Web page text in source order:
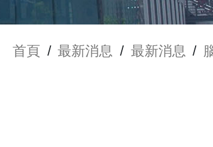
首頁 / 最新消息 / 最新消息 /